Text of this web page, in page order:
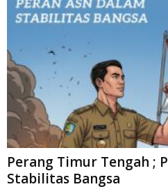
Perang Timur Tengah ;
Stabilitas Bangsa